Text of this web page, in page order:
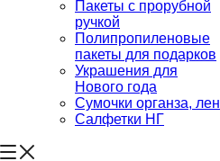
Пакеты с прорубной
ручкой
Полипропиленовые
пакеты для подарков
Украшения для
Нового года
Сумочки органза, лен
Салфетки НГ